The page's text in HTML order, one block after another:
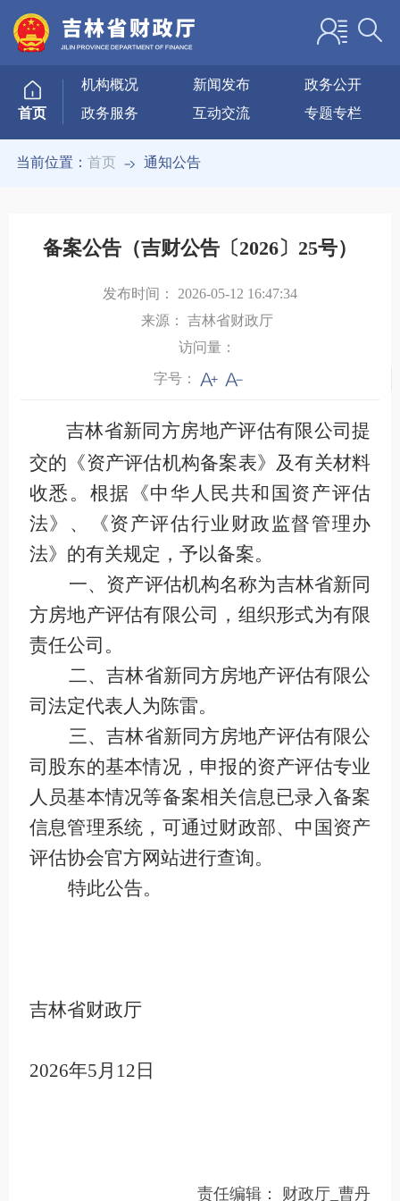
首页
机构概况 新闻发布
政务公开
政务服务
互动交流 专题专栏
当前位置：首页 通知公告
备案公告（吉财公告〔2026〕25号）
发布时间： 2026-05-12 16:47:34
来源：
吉林省财政厅
访问量：
字号：
吉林省新同方房地产评估有限公司提
交的《资产评估机构备案表》及有关材料
收悉。根据《中华人民共和国资产评估
法》、《资产评估行业财政监督管理办
法》的有关规定，予以备案。
一、资产评估机构名称为吉林省新同
方房地产评估有限公司，组织形式为有限
责任公司。
二、吉林省新同方房地产评估有限公
司法定代表人为陈雷。
三、吉林省新同方房地产评估有限公
司股东的基本情况，申报的资产评估专业
人员基本情况等备案相关信息已录入备案
信息管理系统，可通过财政部、中国资产
评估协会官方网站进行查询。
特此公告。
吉林省财政厅
2026年5月12日
责任编辑： 财政厅_曹丹